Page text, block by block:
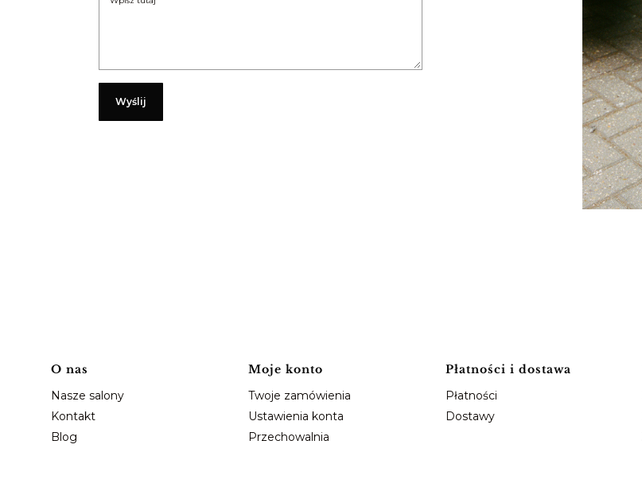
Wyślij
Linki w stopce
O nas
Nasze salony
Kontakt
Blog
Moje konto
Twoje zamówienia
Ustawienia konta
Przechowalnia
Płatności i dostawa
Płatności
Dostawy